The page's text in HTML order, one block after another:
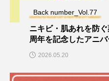
Back number_Vol.77
ニキビ・肌あれを防
周年を記念したアニ
2026.05.20